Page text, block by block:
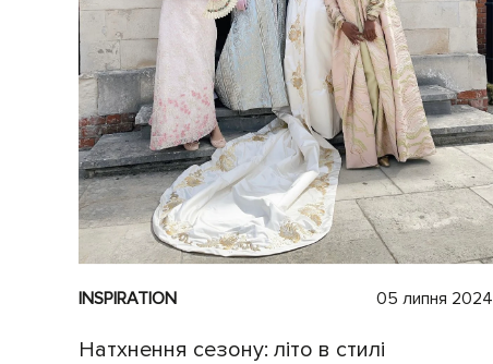
INSPIRATION 05 липня 2024
Натхнення сезону: літо в стилі